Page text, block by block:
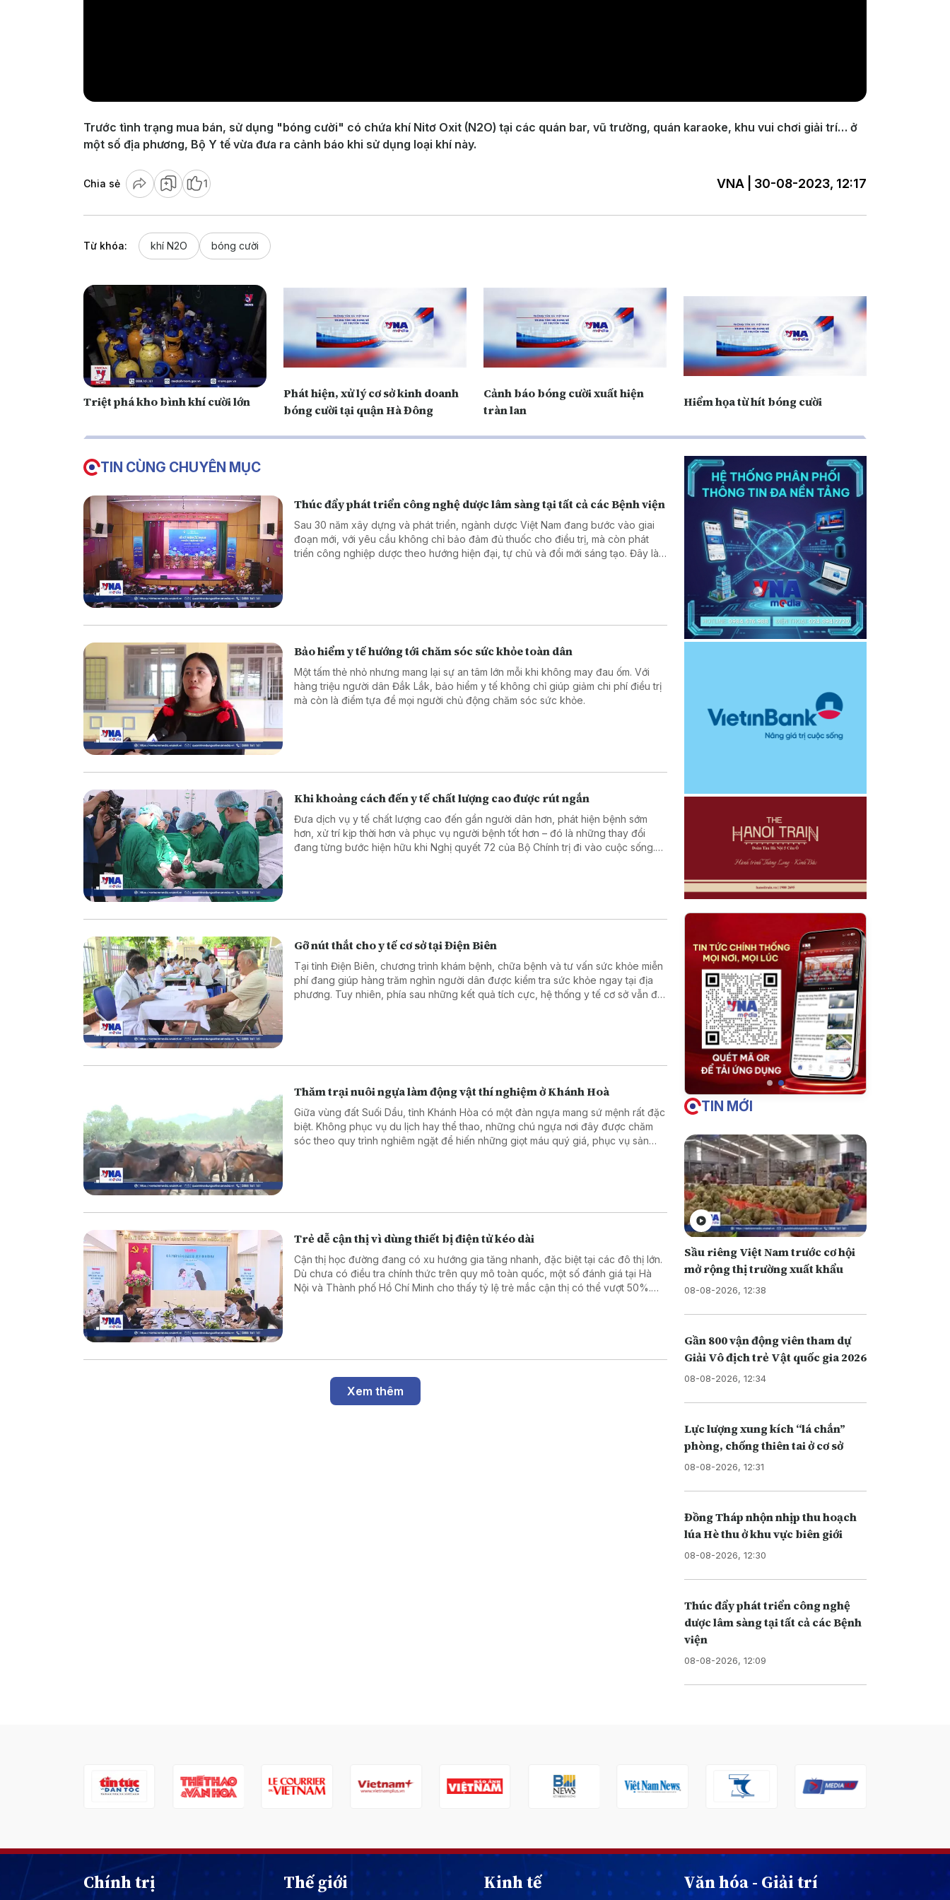
Trước tình trạng mua bán, sử dụng "bóng cười" có chứa khí Nitơ Oxit (N2O) tại các quán bar, vũ trường, quán karaoke, khu vui chơi giải trí… ở
một số địa phương, Bộ Y tế vừa đưa ra cảnh báo khi sử dụng loại khí này.
Chia sẻ 1 VNA | 30-08-2023, 12:17
Từ khóa: khí N2O bóng cười
Triệt phá kho bình khí cười lớn
Phát hiện, xử lý cơ sở kinh doanh
bóng cười tại quận Hà Đông
Cảnh báo bóng cười xuất hiện
tràn lan
Hiểm họa từ hít bóng cười
TIN CÙNG CHUYÊN MỤC
Thúc đẩy phát triển công nghệ dược lâm sàng tại tất cả các Bệnh viện
Sau 30 năm xây dựng và phát triển, ngành dược Việt Nam đang bước vào giai
đoạn mới, với yêu cầu không chỉ bảo đảm đủ thuốc cho điều trị, mà còn phát
triển công nghiệp dược theo hướng hiện đại, tự chủ và đổi mới sáng tạo. Đây là
Bảo hiểm y tế hướng tới chăm sóc sức khỏe toàn dân
Một tấm thẻ nhỏ nhưng mang lại sự an tâm lớn mỗi khi không may đau ốm. Với
hàng triệu người dân Đắk Lắk, bảo hiểm y tế không chỉ giúp giảm chi phí điều trị
mà còn là điểm tựa để mọi người chủ động chăm sóc sức khỏe.
Khi khoảng cách đến y tế chất lượng cao được rút ngắn
Đưa dịch vụ y tế chất lượng cao đến gần người dân hơn, phát hiện bệnh sớm
hơn, xử trí kịp thời hơn và phục vụ người bệnh tốt hơn – đó là những thay đổi
đang từng bước hiện hữu khi Nghị quyết 72 của Bộ Chính trị đi vào cuộc sống.
Gỡ nút thắt cho y tế cơ sở tại Điện Biên
Tại tỉnh Điện Biên, chương trình khám bệnh, chữa bệnh và tư vấn sức khỏe miễn
phí đang giúp hàng trăm nghìn người dân được kiểm tra sức khỏe ngay tại địa
phương. Tuy nhiên, phía sau những kết quả tích cực, hệ thống y tế cơ sở vẫn đối
Thăm trại nuôi ngựa làm động vật thí nghiệm ở Khánh Hoà
Giữa vùng đất Suối Dầu, tỉnh Khánh Hòa có một đàn ngựa mang sứ mệnh rất đặc
biệt. Không phục vụ du lịch hay thể thao, những chú ngựa nơi đây được chăm
sóc theo quy trình nghiêm ngặt để hiến những giọt máu quý giá, phục vụ sản
Trẻ dễ cận thị vì dùng thiết bị điện tử kéo dài
Cận thị học đường đang có xu hướng gia tăng nhanh, đặc biệt tại các đô thị lớn.
Dù chưa có điều tra chính thức trên quy mô toàn quốc, một số đánh giá tại Hà
Nội và Thành phố Hồ Chí Minh cho thấy tỷ lệ trẻ mắc cận thị có thể vượt 50%.
Xem thêm
TIN MỚI
Sầu riêng Việt Nam trước cơ hội
mở rộng thị trường xuất khẩu
08-08-2026, 12:38
Gần 800 vận động viên tham dự
Giải Vô địch trẻ Vật quốc gia 2026
08-08-2026, 12:34
Lực lượng xung kích “lá chắn”
phòng, chống thiên tai ở cơ sở
08-08-2026, 12:31
Đồng Tháp nhộn nhịp thu hoạch
lúa Hè thu ở khu vực biên giới
08-08-2026, 12:30
Thúc đẩy phát triển công nghệ
dược lâm sàng tại tất cả các Bệnh
viện
08-08-2026, 12:09
Chính trị Thế giới Kinh tế Văn hóa - Giải trí